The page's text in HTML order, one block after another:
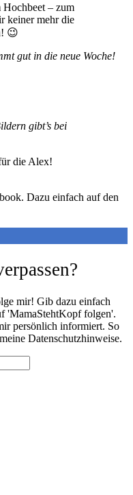
Hochbeet – zum
keiner mehr die
😉
gut in die neue Woche!
gibt’s bei
die Alex!
Dazu einfach auf den
mir! Gib dazu einfach
'MamaStehtKopf folgen'.
persönlich informiert. So
Datenschutzhinweise.